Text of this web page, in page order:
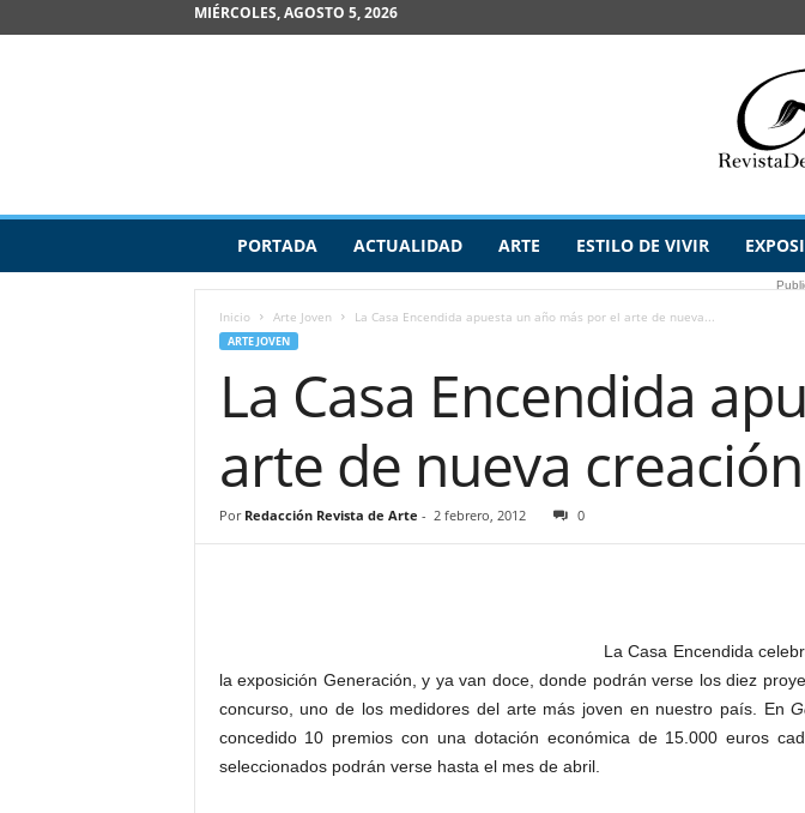
MIÉRCOLES, AGOSTO 5, 2026
v
PORTADA ACTUALIDAD ARTE ESTILO DE VIVIR
Inicio Arte Joven La Casa Encendida apuesta un año más por el arte de nueva...
ARTE JOVEN
La Casa Encendida
arte de nueva
Por Redacción Revista de Arte - 2 febrero, 2012 0
La Casa Encendida
la exposición Generación, y ya van doce, donde podrán verse los diez
concurso, uno de los medidores del arte más joven en nuestro país. En
concedido 10 premios con una dotación económica de 15.000 euros
seleccionados podrán verse hasta el mes de abril.